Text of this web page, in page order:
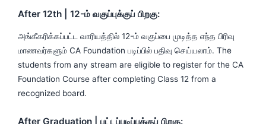
After 12th | 12-ம் வகுப்புக்குப் பிறகு:
அங்கீகரிக்கப்பட்ட வாரியத்தில் 12-ம் வகுப்பை முடித்த எந்த பிரிவு
மாணவர்களும் CA Foundation படிப்பில் பதிவு செய்யலாம். The
students from any stream are eligible to register for the CA
Foundation Course after completing Class 12 from a
recognized board.
After Graduation | பட்டப்படிப்புக்குப் பிறகு: